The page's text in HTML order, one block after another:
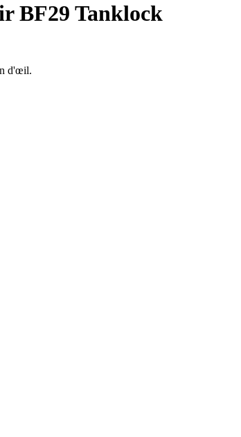
BF29 Tanklock
d'œil.